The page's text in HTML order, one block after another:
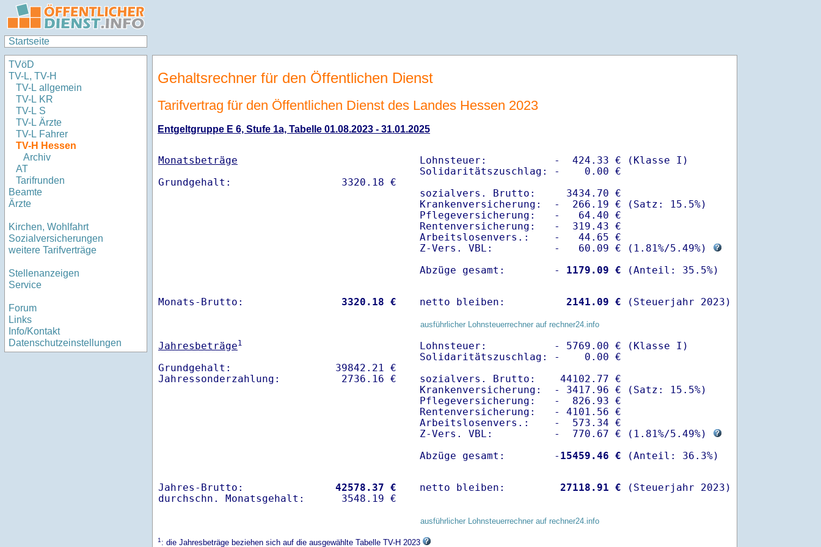
Startseite
TVöD
TV-L, TV-H
TV-L allgemein
TV-L KR
TV-L S
TV-L Ärzte
TV-L Fahrer
TV-H Hessen
Archiv
AT
Tarifrunden
Beamte
Ärzte
Kirchen, Wohlfahrt
Sozialversicherungen
weitere Tarifverträge
Stellenanzeigen
Service
Forum
Links
Info/Kontakt
Datenschutzeinstellungen
Gehaltsrechner für den Öffentlichen Dienst
Tarifvertrag für den Öffentlichen Dienst des Landes Hessen 2023
Entgeltgruppe E 6, Stufe 1a, Tabelle 01.08.2023 - 31.01.2025
Monatsbeträge
Lohnsteuer:           -  424.33 € (Klasse I)
Solidaritätszuschlag: -    0.00 €
sozialvers. Brutto:     3434.70 €
Krankenversicherung:  -  266.19 € (Satz: 15.5%)
Pflegeversicherung:   -   64.40 €
Rentenversicherung:   -  319.43 €
Arbeitslosenvers.:    -   44.65 €
Z-Vers. VBL:          -   60.09 € ( 1.81%/5.49%)
Abzüge gesamt:        -
1179.09 €
Monats-Brutto: 3320.18 € netto bleiben: 2141.09 € (Steuerjahr 2023)
ausführlicher Lohnsteuerrechner auf rechner24.info
Jahresbeträge1
Grundgehalt:                 39842.21 €
Lohnsteuer:           - 5769.00 € (Klasse I)
Solidaritätszuschlag: -    0.00 €
sozialvers. Brutto:    44102.77 €
Krankenversicherung:  - 3417.96 € (Satz: 15.5%)
Pflegeversicherung:   -  826.93 €
Rentenversicherung:   - 4101.56 €
Arbeitslosenvers.:    -  573.34 €
Z-Vers. VBL:          -  770.67 € ( 1.81%/5.49%)
Abzüge gesamt:        - 15459.46 €
Jahres-Brutto: 42578.37 €
netto bleiben: 27118.91 € (Steuerjahr 2023)
ausführlicher Lohnsteuerrechner auf rechner24.info
1: die Jahresbeträge beziehen sich auf die ausgewählte Tabelle TV-H 2023